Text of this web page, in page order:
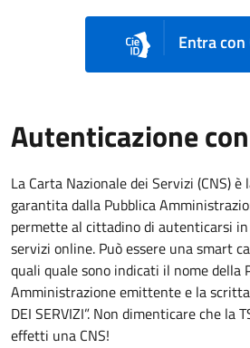
Entra con
Autenticazione
La Carta Nazionale dei Servizi (CNS) è
garantita dalla Pubblica
permette al cittadino di autenticarsi
servizi online. Può essere una smart
quali quale sono indicati il nome della
Amministrazione emittente e la scritta
DEI SERVIZI”. Non dimenticare che la
effetti una CNS!